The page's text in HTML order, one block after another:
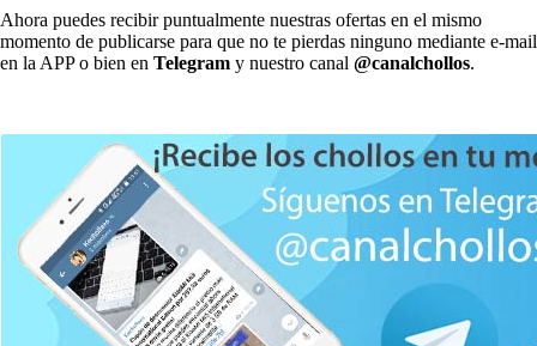
Ahora puedes recibir puntualmente nuestras ofertas en el mismo
momento de publicarse para que no te pierdas ninguno mediante e-mail
en la APP o bien en Telegram y nuestro canal @canalchollos.